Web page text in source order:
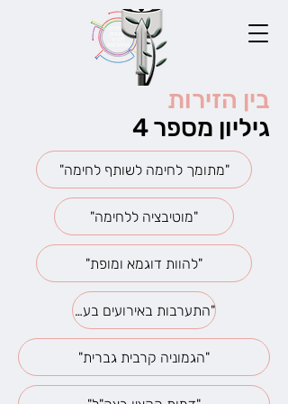
בין הזירות
גיליון מספר 4
"מתומך לחימה לשותף לחימה"
"מוטיבציה ללחימה"
"להוות דוגמא ומופת"
"התערבות באירועים בעלי פוטניציאל משברי ביחידה מיוחדת"
"הגמוניה קרבית גברית"